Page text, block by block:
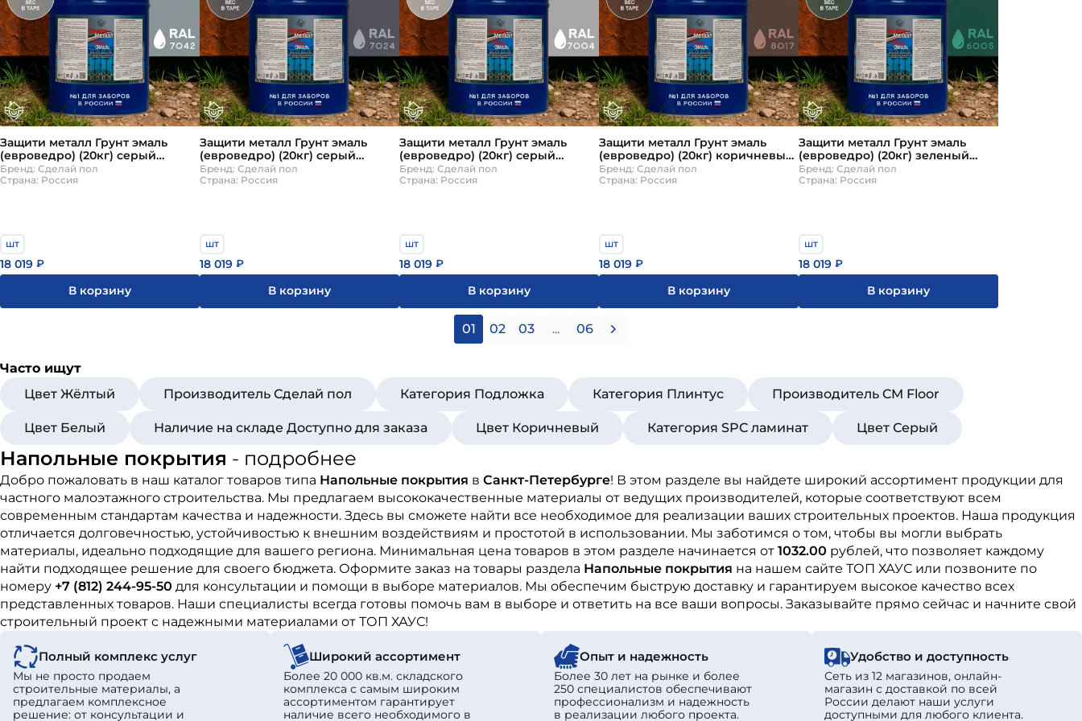
Защити металл Грунт эмаль
(евроведро) (20кг) серый
RAL7042 Сделай ПОЛ
Бренд: Сделай пол
Страна: Россия
шт
18 019 ₽
В корзину
Защити металл Грунт эмаль
(евроведро) (20кг) серый
RAL7024 Сделай ПОЛ
Бренд: Сделай пол
Страна: Россия
шт
18 019 ₽
В корзину
Защити металл Грунт эмаль
(евроведро) (20кг) серый
RAL7004 Сделай ПОЛ
Бренд: Сделай пол
Страна: Россия
шт
18 019 ₽
В корзину
Защити металл Грунт эмаль
(евроведро) (20кг) коричневый
RAL8017 Сделай ПОЛ
Бренд: Сделай пол
Страна: Россия
шт
18 019 ₽
В корзину
Защити металл Грунт эмаль
(евроведро) (20кг) зеленый
RAL6005 Сделай ПОЛ
Бренд: Сделай пол
Страна: Россия
шт
18 019 ₽
В корзину
01 02 03 ... 06
Часто ищут
Цвет Жёлтый
Производитель Сделай пол Категория Подложка Категория Плинтус Производитель CM Floor
Цвет Белый Наличие на складе Доступно для заказа Цвет Коричневый Категория SPC ламинат Цвет Серый
Напольные покрытия - подробнее
Добро пожаловать в наш каталог товаров типа Напольные покрытия в Санкт-Петербурге! В этом разделе вы найдете широкий ассортимент продукции для
частного малоэтажного строительства. Мы предлагаем высококачественные материалы от ведущих производителей, которые соответствуют всем
современным стандартам качества и надежности. Здесь вы сможете найти все необходимое для реализации ваших строительных проектов. Наша продукция
отличается долговечностью, устойчивостью к внешним воздействиям и простотой в использовании. Мы заботимся о том, чтобы вы могли выбрать
материалы, идеально подходящие для вашего региона. Минимальная цена товаров в этом разделе начинается от 1032.00 рублей, что позволяет каждому
найти подходящее решение для своего бюджета. Оформите заказ на товары раздела Напольные покрытия на нашем сайте ТОП ХАУС или позвоните по
номеру +7 (812) 244-95-50 для консультации и помощи в выборе материалов. Мы обеспечим быструю доставку и гарантируем высокое качество всех
представленных товаров. Наши специалисты всегда готовы помочь вам в выборе и ответить на все ваши вопросы. Заказывайте прямо сейчас и начните свой
строительный проект с надежными материалами от ТОП ХАУС!
Полный комплекс услуг
Мы не просто продаем
строительные материалы, а
предлагаем комплексное
решение: от консультации и
Широкий ассортимент
Более 20 000 кв.м. складского
комплекса с самым широким
ассортиментом гарантирует
наличие всего необходимого в
Опыт и надежность
Более 30 лет на рынке и более
250 специалистов обеспечивают
профессионализм и надежность
в реализации любого проекта.
Удобство и доступность
Сеть из 12 магазинов, онлайн-
магазин с доставкой по всей
России делают наши услуги
доступными для любого клиента.